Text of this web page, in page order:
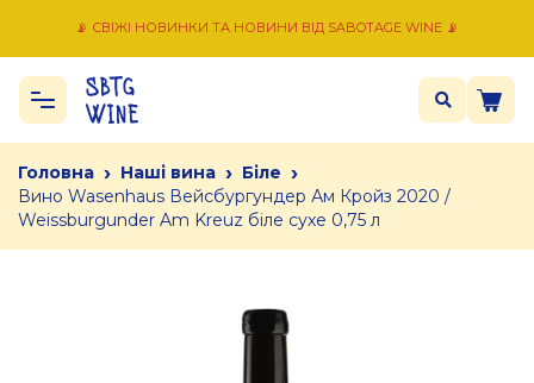
📡 СВІЖІ НОВИНКИ ТА НОВИНИ ВІД SABOTAGE WINE 📡
Головна › Наші вина › Біле ›
Вино Wasenhaus Вейсбургундер Ам Кройз 2020 /
Weissburgunder Am Kreuz біле сухе 0,75 л